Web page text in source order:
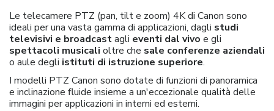
Le telecamere PTZ (pan, tilt e zoom) 4K di Canon sono
ideali per una vasta gamma di applicazioni, dagli studi
televisivi e broadcastagli eventi dal vivo e gli
spettacoli musicali oltre che sale conferenze aziendali
o aule degli istituti di istruzione superiore.
I modelli PTZ Canon sono dotate di funzioni di panoramica
e inclinazione fluide insieme a un'eccezionale qualità delle
immagini per applicazioni in interni ed esterni.